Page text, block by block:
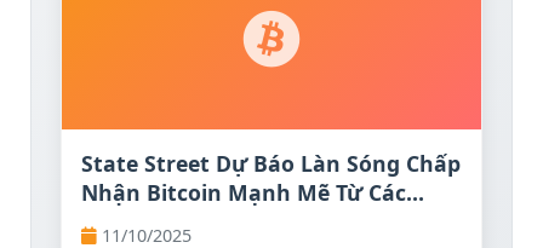
State Street Dự Báo Làn Sóng Chấp
Nhận Bitcoin Mạnh Mẽ Từ Các
Công Ty Phố Wall
11/10/2025